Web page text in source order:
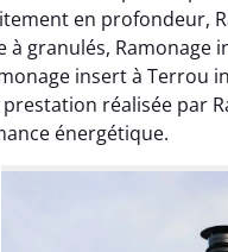
en profondeur,
granulés,
insert à Terrou
réalisée par
énergétique.
Ramonage débistrage réalisé